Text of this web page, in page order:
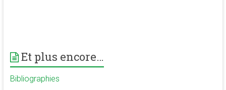
Et plus encore…
Bibliographies